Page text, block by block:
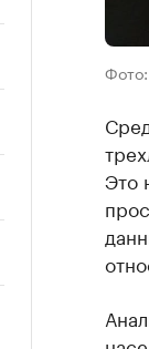
Это